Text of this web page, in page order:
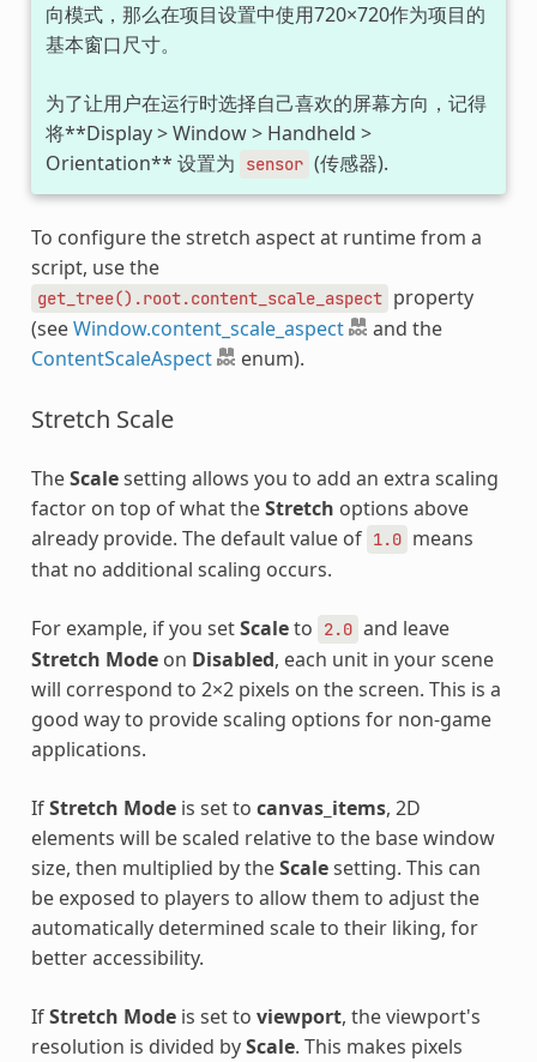
向模式，那么在项目设置中使用720×720作为项目的
基本窗口尺寸。
为了让用户在运行时选择自己喜欢的屏幕方向，记得
将**Display > Window > Handheld >
Orientation** 设置为
sensor (传感器).
To configure the stretch aspect at runtime from a
script, use the
get_tree().root.content_scale_aspect property
(seeWindow.content_scale_aspect
and the
ContentScaleAspect
enum).
Stretch Scale
TheScalesetting allows you to add an extra scaling
factor on top of what theStretch options above
already provide. The default value of 1.0 means
that no additional scaling occurs.
For example, if you setScaleto 2.0 and leave
Stretch Modeon Disabled, each unit in your scene
will correspond to 2×2 pixels on the screen. This is a
good way to provide scaling options for non-game
applications.
IfStretch Modeis set to canvas_items, 2D
elements will be scaled relative to the base window
size, then multiplied by theScalesetting. This can
be exposed to players to allow them to adjust the
automatically determined scale to their liking, for
better accessibility.
IfStretch Modeis set to viewport, the viewport's
resolution is divided byScale. This makes pixels